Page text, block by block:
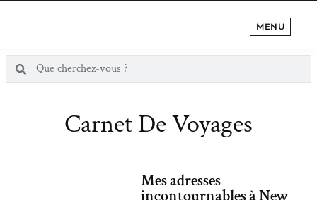
MENU
Carnet De Voyages
Mes adresses